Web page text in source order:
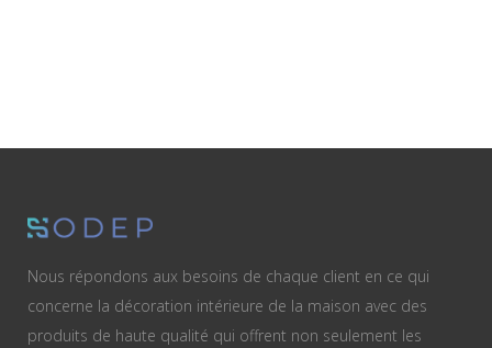
Nous répondons aux besoins de chaque client en ce qui
concerne la décoration intérieure de la maison avec des
produits de haute qualité qui offrent non seulement les